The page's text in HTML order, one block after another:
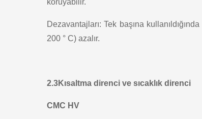
koruyabilir.
Dezavantajları: Tek başına
200 ° C) azalır.
2.3Kısaltma direnci ve sıcaklık direnci
CMC HV